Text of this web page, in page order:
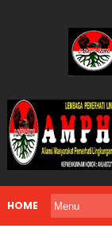
HOME